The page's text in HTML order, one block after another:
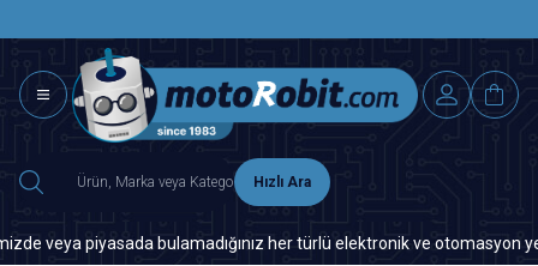
Hızlı Ara
veya piyasada bulamadığınız her türlü elektronik ve otomasyon